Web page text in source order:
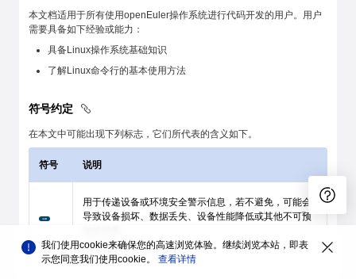
本文档适用于所有使用openEuler操作系统进行代码开发的用户。用户
需要具备如下经验或能力：
具备Linux操作系统基础知识
了解Linux命令行的基本使用方法
符号约定
在本文中可能出现下列标志，它们所代表的含义如下。
符号 说明
用于传递设备或环境安全警示信息，若不避免，可能会
导致设备损坏、数据丢失、设备性能降低或其他不可预
“注意”不涉及人身伤害。
我们使用cookie来确保您的高速浏览体验。继续浏览本站，即表
示您同意我们使用cookie。 查看详情